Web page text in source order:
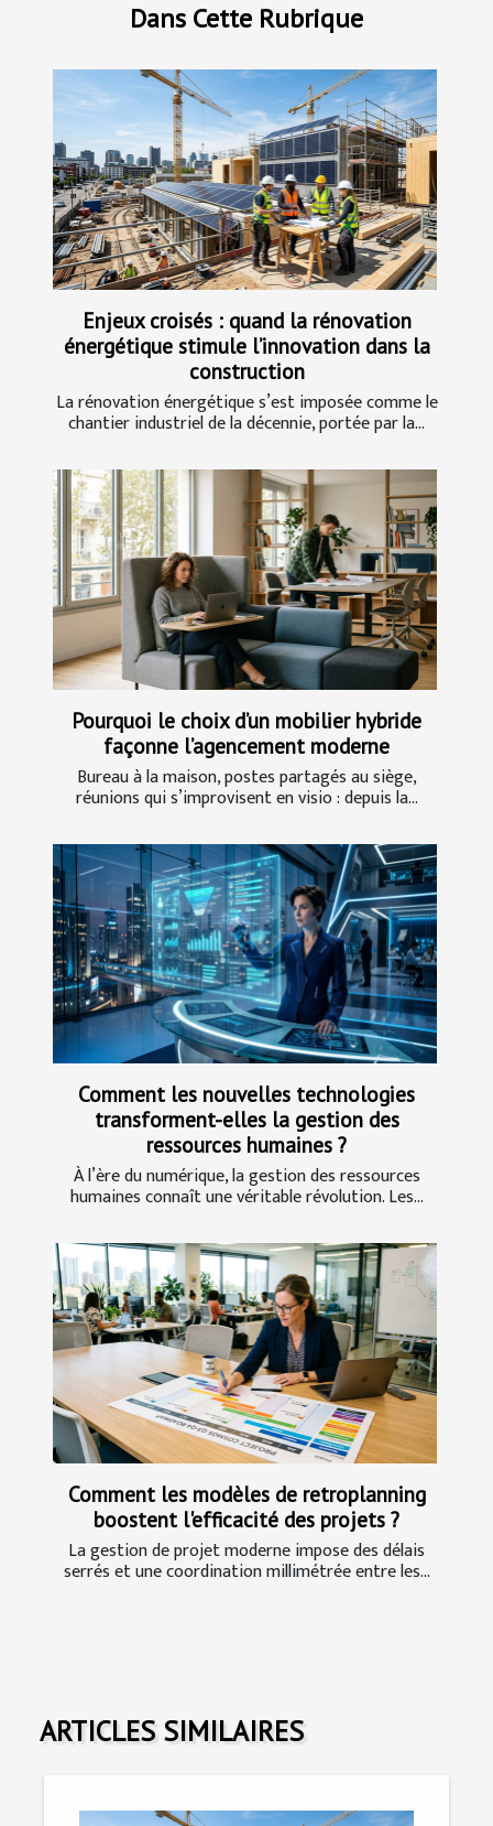
Dans Cette Rubrique
Enjeux croisés : quand la rénovation
énergétique stimule l’innovation dans la
construction
La rénovation énergétique s’est imposée comme le
chantier industriel de la décennie, portée par la...
Pourquoi le choix d’un mobilier hybride
façonne l’agencement moderne
Bureau à la maison, postes partagés au siège,
réunions qui s’improvisent en visio : depuis la...
Comment les nouvelles technologies
transforment-elles la gestion des
ressources humaines ?
À l’ère du numérique, la gestion des ressources
humaines connaît une véritable révolution. Les...
Comment les modèles de retroplanning
boostent l'efficacité des projets ?
La gestion de projet moderne impose des délais
serrés et une coordination millimétrée entre les...
ARTICLES SIMILAIRES